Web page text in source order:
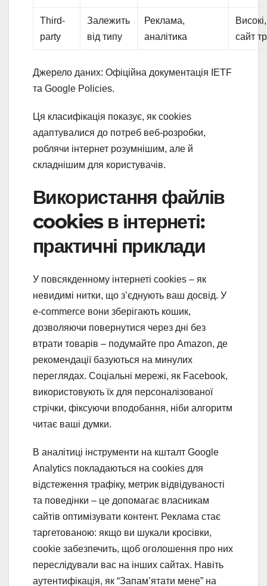
Third-
party
Залежить
від типу
Реклама,
аналітика
сайт
Джерело даних: Офіційна документація IETF
та Google Policies.
Ця класифікація показує, як cookies
адаптувалися до потреб веб-розробки,
роблячи інтернет розумнішим, але й
складнішим для користувачів.
Використання файлів
cookies в інтернеті:
практичні приклади
У повсякденному інтернеті cookies – як
невидимі нитки, що з’єднують ваш досвід. У
e-commerce вони зберігають кошик,
дозволяючи повернутися через дні без
втрати товарів – подумайте про Amazon, де
рекомендації базуються на минулих
переглядах. Соціальні мережі, як Facebook,
використовують їх для персоналізованої
стрічки, фіксуючи вподобання, ніби алгоритм
читає ваші думки.
В аналітиці інструменти на кшталт Google
Analytics покладаються на cookies для
відстеження трафіку, метрик відвідуваності
та поведінки – це допомагає власникам
сайтів оптимізувати контент. Реклама стає
таргетованою: якщо ви шукали кросівки,
cookie забезпечить, щоб оголошення про них
переслідували вас на інших сайтах. Навіть
аутентифікація, як “Запам’ятати мене” на